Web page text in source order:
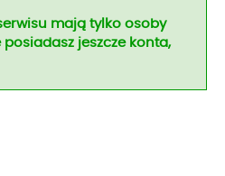
mają tylko osoby
jeszcze konta,